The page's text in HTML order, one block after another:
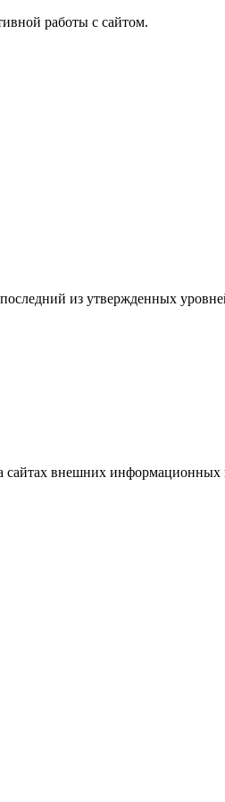
работы с сайтом.
из утвержденных
сайтах внешних